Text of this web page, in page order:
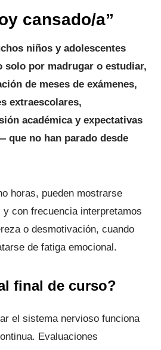
cansado/a”
niños y adolescentes
solo por madrugar o estudiar,
de meses de exámenes,
extraescolares,
académica y expectativas
no han parado desde
horas, pueden mostrarse
con frecuencia interpretamos
o desmotivación, cuando
de fatiga emocional.
final de curso?
el sistema nervioso funciona
Evaluaciones